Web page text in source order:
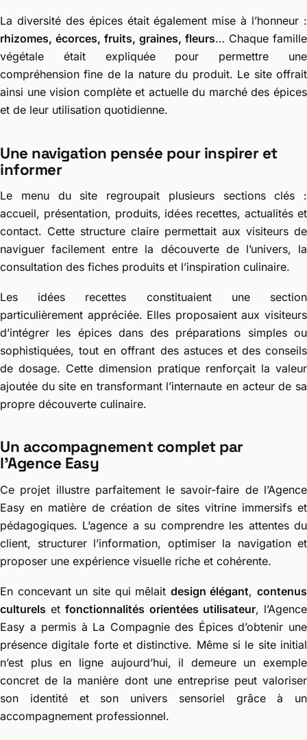
La diversité des épices était également mise à l’honneur :
rhizomes, écorces, fruits, graines, fleurs… Chaque famille
végétale était expliquée pour permettre une
compréhension fine de la nature du produit. Le site offrait
ainsi une vision complète et actuelle du marché des épices
et de leur utilisation quotidienne.
Une navigation pensée pour inspirer et
informer
Le menu du site regroupait plusieurs sections clés :
accueil, présentation, produits, idées recettes, actualités et
contact. Cette structure claire permettait aux visiteurs de
naviguer facilement entre la découverte de l’univers, la
consultation des fiches produits et l’inspiration culinaire.
Les idées recettes constituaient une section
particulièrement appréciée. Elles proposaient aux visiteurs
d’intégrer les épices dans des préparations simples ou
sophistiquées, tout en offrant des astuces et des conseils
de dosage. Cette dimension pratique renforçait la valeur
ajoutée du site en transformant l’internaute en acteur de sa
propre découverte culinaire.
Un accompagnement complet par
l’Agence Easy
Ce projet illustre parfaitement le savoir-faire de l’Agence
Easy en matière de création de sites vitrine immersifs et
pédagogiques. L’agence a su comprendre les attentes du
client, structurer l’information, optimiser la navigation et
proposer une expérience visuelle riche et cohérente.
En concevant un site qui mêlait design élégant, contenus
culturels etfonctionnalités orientées utilisateur, l’Agence
Easy a permis à La Compagnie des Épices d’obtenir une
présence digitale forte et distinctive. Même si le site initial
n’est plus en ligne aujourd’hui, il demeure un exemple
concret de la manière dont une entreprise peut valoriser
son identité et son univers sensoriel grâce à un
accompagnement professionnel.